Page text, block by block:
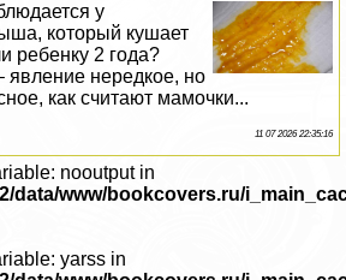
у
который кушает
ребенку 2 года?
явление нередкое, но
как считают мамочки...
11 07 2026 22:35:16
nooutput in
data/www/bookcovers.ru/
yarss in